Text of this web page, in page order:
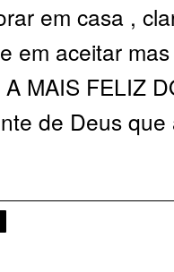
em casa ,
em aceitar
MAIS FELIZ
de Deus